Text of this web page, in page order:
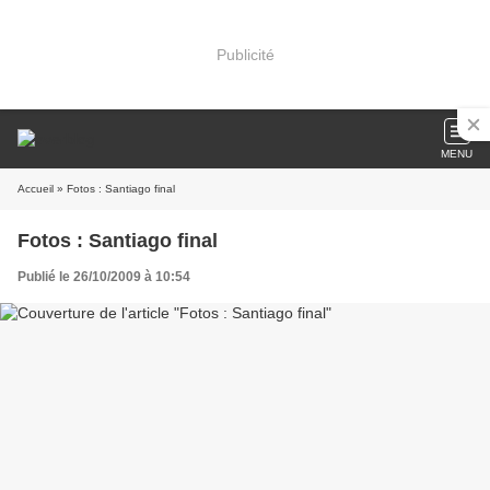
Publicité
MENU
Accueil » Fotos : Santiago final
Fotos : Santiago final
Publié le 26/10/2009 à 10:54